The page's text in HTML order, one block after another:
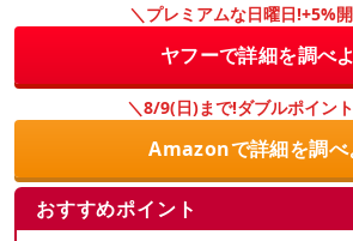
＼プレミアムな日曜日!+5%
ヤフーで詳細を調べ
＼8/9(日)まで!ダブルポイン
Amazonで詳細を調べ
おすすめポイント